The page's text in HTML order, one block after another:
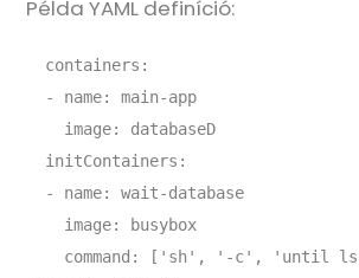
Példa YAML definíció: